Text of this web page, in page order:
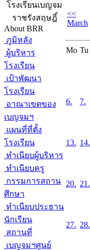
โรงเรียนเบญจม
ราชรังสฤษฎิ์
About BRR
ภูมิหลัง
ผู้บริหาร
โรงเรียน
เป้าพัฒนา
โรงเรียน
อาณาเขตของ
เบญจมฯ
แผนที่ที่ตั้ง
โรงเรียน
ทำเนียบผู้บริหาร
ทำเนียบครู
กรรมการสถาน
ศึกษา
ทำเนียบประธาน
นักเรียน
สถานที่
เบญจมฯศูนย์
<<
March
Mo Tu
6. 7.
13. 14.
20. 21.
27. 28.